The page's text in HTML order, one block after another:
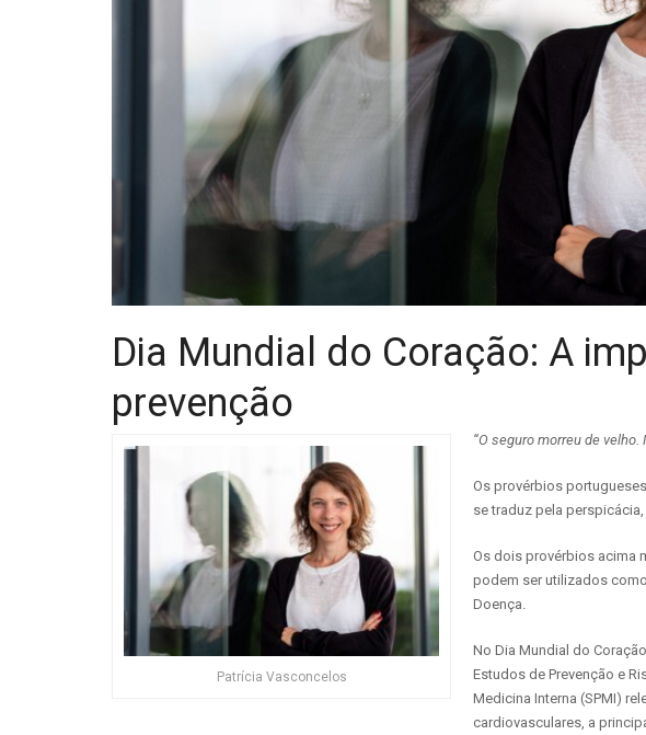
Dia Mundial do Coração: A
prevenção
Patrícia Vasconcelos
“O seguro morreu de
Os provérbios
se traduz pela
Os dois provérbios acima
podem ser utilizados
Doença.
No Dia Mundial do
Estudos de Prevenção e
Medicina Interna (SPMI)
cardiovasculares, a